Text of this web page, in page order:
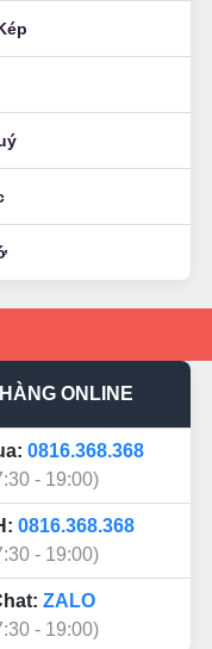
ONLINE
0816.368.368
- 19:00)
0816.368.368
- 19:00)
ZALO
- 19:00)